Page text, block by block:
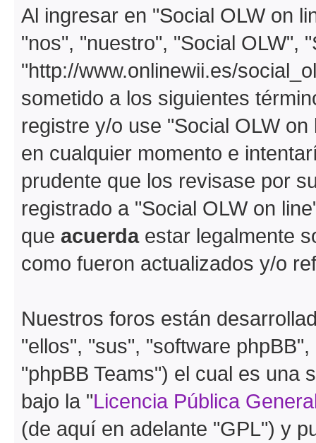
Al ingresar en "Social OLW on
"nos", "nuestro", "Social OLW",
"http://www.onlinewii.es/
sometido a los siguientes
registre y/o use "Social OLW
en cualquier momento e
prudente que los revisase por
registrado a "Social OLW on
que acuerdaestar legalmente
como fueron actualizados y/o
Nuestros foros están
"ellos", "sus", "software
"phpBB Teams") el cual es una
bajo la "Licencia Pública
(de aquí en adelante "GPL") y